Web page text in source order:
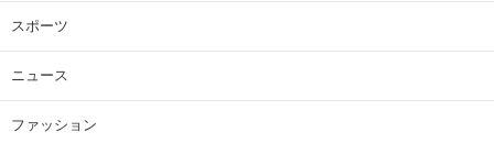
スポーツ
ニュース
ファッション